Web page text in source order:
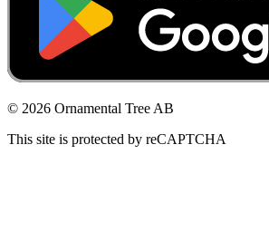
© 2026 Ornamental Tree AB
This site is protected by reCAPTCHA